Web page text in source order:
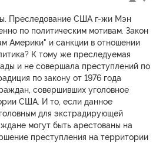
Преследование США г-жи Мэн
по политическим мотивам. Закон
Америки" и санкции в отношении
К тому же преследуемая
и не совершала преступлений по
по закону от 1976 года
совершивших уголовное
США. И то, если данное
для экстрадирующей
могут быть арестованы на
преступления на территории